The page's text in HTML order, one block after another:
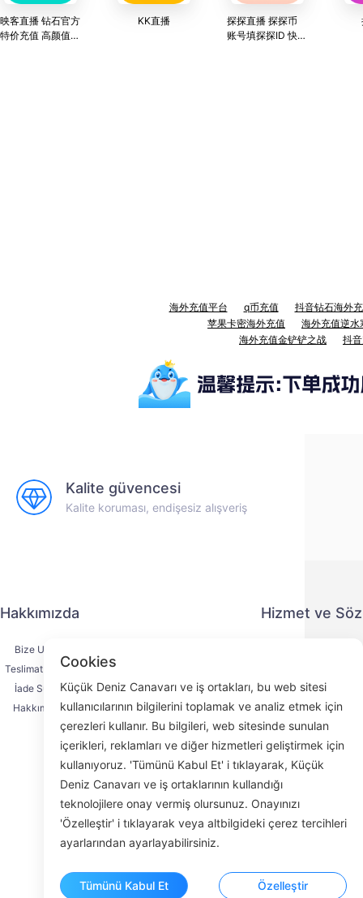
映客直播 钻石官方
特价充值 高颜值直
KK直播
探探直播 探探币
账号填探探ID 快速
海外充值平台 q币充值
抖音钻石海外
苹果卡密海外充值
海外充值逆水
海外充值金铲铲之战
抖
Kalite güvencesi
Kalite koruması, endişesiz alışveriş
Hakkımızda
Bize Ulaşın
Teslimat Süreci
İade Süreci
Hakkımızda
Hizmet ve
Hizmet
KYC
ROOM
Cookies
Küçük Deniz Canavarı ve iş ortakları, bu web sitesi
kullanıcılarının bilgilerini toplamak ve analiz etmek için
çerezleri kullanır. Bu bilgileri, web sitesinde sunulan
içerikleri, reklamları ve diğer hizmetleri geliştirmek için
kullanıyoruz. 'Tümünü Kabul Et' i tıklayarak, Küçük
Deniz Canavarı ve iş ortaklarının kullandığı
teknolojilere onay vermiş olursunuz. Onayınızı
'Özelleştir' i tıklayarak veya altbilgideki çerez tercihleri
ayarlarından ayarlayabilirsiniz.
Tümünü Kabul Et Özelleştir